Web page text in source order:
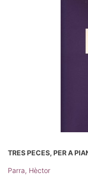
TRES PECES, PER A
Parra, Hèctor